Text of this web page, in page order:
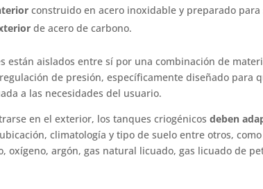
construido en acero inoxidable y preparado
de acero de carbono.
están aislados entre sí por una combinación de
de presión, específicamente diseñado para
a las necesidades del usuario.
en el exterior, los tanques criogénicosdeben
climatología y tipo de suelo entre otros,
oxígeno, argón, gas natural licuado, gas licuado de